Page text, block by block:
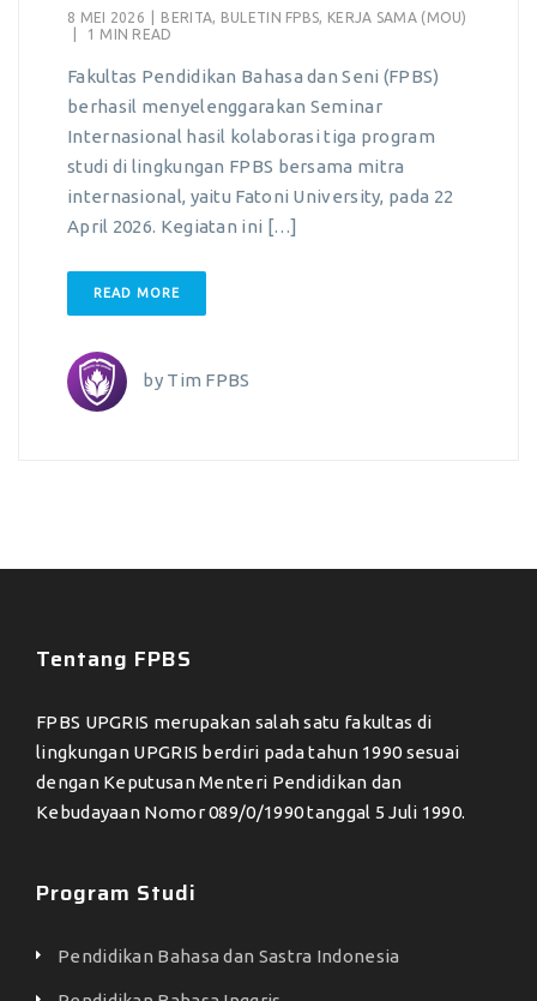
8 MEI 2026 BERITA, BULETIN FPBS, KERJA SAMA (MOU)
1 MIN READ
Fakultas Pendidikan Bahasa dan Seni (FPBS)
berhasil menyelenggarakan Seminar
Internasional hasil kolaborasi tiga program
studi di lingkungan FPBS bersama mitra
internasional, yaitu Fatoni University, pada 22
April 2026. Kegiatan ini […]
READ MORE
by Tim FPBS
Tentang FPBS
FPBS UPGRIS merupakan salah satu fakultas di
lingkungan UPGRIS berdiri pada tahun 1990 sesuai
dengan Keputusan Menteri Pendidikan dan
Kebudayaan Nomor 089/0/1990 tanggal 5 Juli 1990.
Program Studi
Pendidikan Bahasa dan Sastra Indonesia